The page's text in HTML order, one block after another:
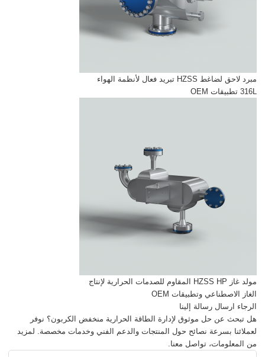
مبرد لاحق لضاغط HZSS تبريد فعال لأنظمة الهواء
316L تطبيقات OEM
مولد غاز HZSS HP المقاوم للصدمات الحرارية لإنتاج
الغاز الاصطناعي وتطبيقات OEM
الرجاء ارسال رسالة إلينا
هل تبحث عن حل موثوق لإدارة الطاقة الحرارية منخفض الكربون؟ نوفر
لعملائنا بسرعة نصائح حول المنتجات والدعم الفني وخدمات مخصصة. لمزيد
من المعلومات، تواصل معنا.